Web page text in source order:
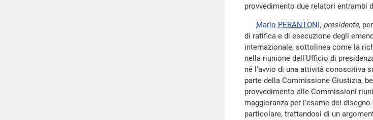
provvedimento due relatori entrambi
Mario PERANTONI, presidente,
di ratifica e di esecuzione degli
internazionale, sottolinea come la
nella riunione dell'Ufficio di
né l'avvio di una attività conoscitiva
parte della Commissione Giustizia,
provvedimento alle Commissioni
maggioranza per l'esame del
particolare, trattandosi di un